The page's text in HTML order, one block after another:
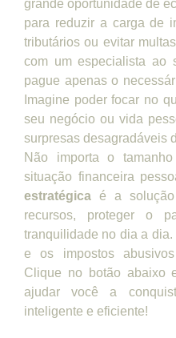
grande oportunidade de
para reduzir a carga de
tributários ou evitar
com um especialista ao
pague apenas o
Imagine poder focar no
seu negócio ou vida
surpresas desagradáveis
Não importa o
situação financeira
estratégica é a
recursos, proteger o
tranquilidade no dia a
e os impostos
Clique no botão abaixo
ajudar você a
inteligente e eficiente!